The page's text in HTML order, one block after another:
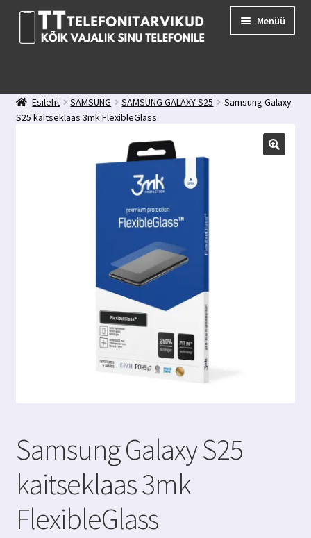
Liigu
navigeerimisele
Liigu
juurde
Menüü
Minu konto
Esileht SAMSUNG SAMSUNG GALAXY S25
Samsung Galaxy
S25 kaitseklaas 3mk FlexibleGlass
Samsung Galaxy S25
kaitseklaas 3mk
FlexibleGlass